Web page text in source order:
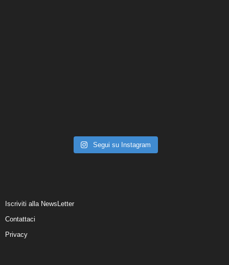
Segui su Instagram
Iscriviti alla NewsLetter
Contattaci
Privacy